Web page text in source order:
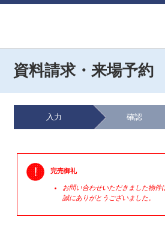
資料請求・来場予約
入力 確認
完売御礼
お問い合わせいただきました物件
誠にありがとうございました。